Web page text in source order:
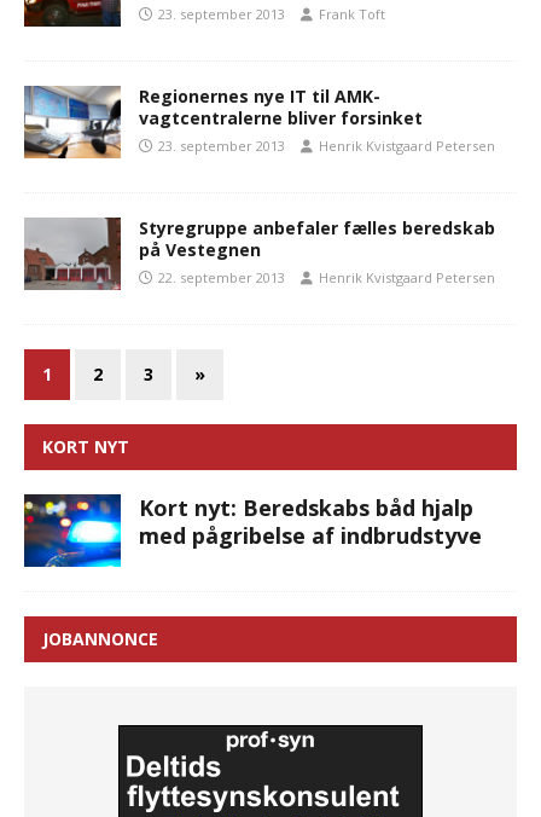
23. september 2013 Frank Toft
Regionernes nye IT til AMK-
vagtcentralerne bliver forsinket
23. september 2013 Henrik Kvistgaard Petersen
Styregruppe anbefaler fælles beredskab
på Vestegnen
22. september 2013 Henrik Kvistgaard Petersen
1 2 3 »
KORT NYT
Kort nyt: Beredskabs båd hjalp
med pågribelse af indbrudstyve
JOBANNONCE